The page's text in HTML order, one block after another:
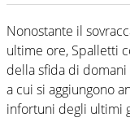
Nonostante il
ultime ore, Spalletti
della sfida di
a cui si aggiungono
infortuni degli ultimi